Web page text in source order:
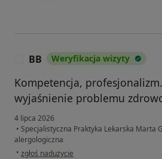
BB Weryfikacja wizyty
Kompetencja, profesjonalizm.
wyjaśnienie problemu
4 lipca 2026
• Specjalistyczna Praktyka Lekarska Marta
alergologiczna
• w opinii użytkownika BB
zgłoś nadużycie